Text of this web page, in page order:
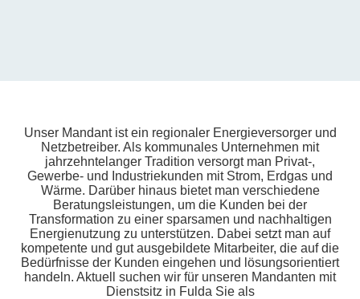
Unser Mandant ist ein regionaler Energieversorger und
Netzbetreiber. Als kommunales Unternehmen mit
jahrzehntelanger Tradition versorgt man Privat-,
Gewerbe- und Industriekunden mit Strom, Erdgas und
Wärme. Darüber hinaus bietet man verschiedene
Beratungsleistungen, um die Kunden bei der
Transformation zu einer sparsamen und nachhaltigen
Energienutzung zu unterstützen. Dabei setzt man auf
kompetente und gut ausgebildete Mitarbeiter, die auf die
Bedürfnisse der Kunden eingehen und lösungsorientiert
handeln. Aktuell suchen wir für unseren Mandanten mit
Dienstsitz in Fulda Sie als